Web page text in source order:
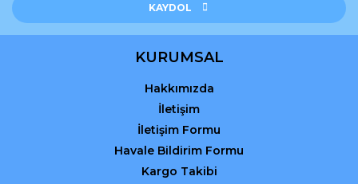
KAYDOL
KURUMSAL
Hakkımızda
İletişim
İletişim Formu
Havale Bildirim Formu
Kargo Takibi